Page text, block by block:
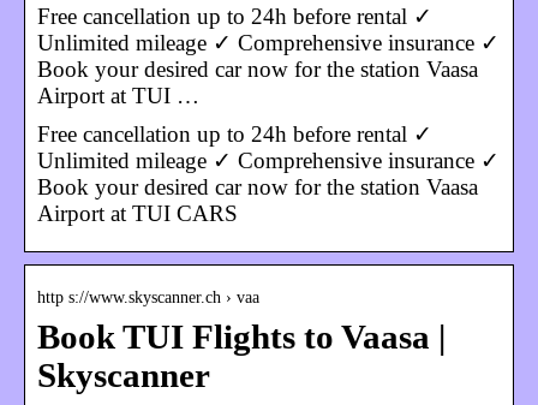
Free cancellation up to 24h before rental ✓
Unlimited mileage ✓ Comprehensive insurance ✓
Book your desired car now for the station Vaasa
Airport at TUI …
Free cancellation up to 24h before rental ✓
Unlimited mileage ✓ Comprehensive insurance ✓
Book your desired car now for the station Vaasa
Airport at TUI CARS
http s://www.skyscanner.ch › vaa
Book TUI Flights to Vaasa |
Skyscanner